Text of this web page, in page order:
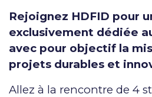
Rejoignez HDFID pour
exclusivement dédiée
avec pour objectif la
projets durables et
Allez à la rencontre de 4